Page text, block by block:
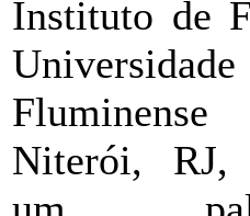
Instituto de
Niterói,